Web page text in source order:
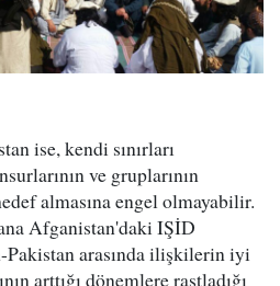
ise, kendi sınırları
ve gruplarının
almasına engel olmayabilir.
Afganistan'daki IŞİD
Pakistan arasında ilişkilerin iyi
arttığı dönemlere rastladığı